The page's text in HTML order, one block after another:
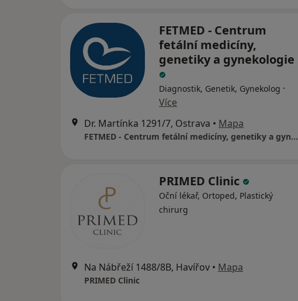
FETMED - Centrum
fetální medicíny,
genetiky a gynekologie
Diagnostik, Genetik, Gynekolog ·
Více
Dr. Martínka 1291/7, Ostrava • Mapa
FETMED - Centrum fetální medicíny, genetiky a gynekologie
PRIMED Clinic
Oční lékař, Ortoped, Plastický
chirurg
Na Nábřeží 1488/8B, Havířov • Mapa
PRIMED Clinic